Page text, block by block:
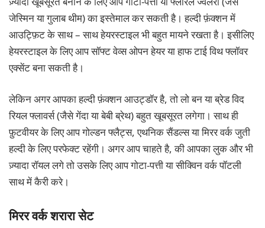
जेस्मिन या गुलाब थीम) का इस्तेमाल कर सकती है। हल्दी फ़ंक्शन में
आउट्फ़िट के साथ – साथ हेयरस्टाइल भी बहुत मायने रखता है। इसीलिए
हेयरस्टाइल के लिए आप सॉफ्ट वेव्स ओपन हेयर या हाफ टाई विथ फ्लॉवर
एक्सेंट बना सकती है।
लेकिन अगर आपका हल्दी फ़ंक्शन आउट्डॉर है, तो लो बन या ब्रेड विद
रियल फ्लावर्स (जैसे गेंदा या बेबी ब्रेथ) बहुत खूबसूरत लगेगा। साथ ही
फ़ुटवीयर के लिए आप गोल्डन फ्लैट्स, एथनिक सैंडल्स या मिरर वर्क जुती
हल्दी के लिए परफेक्ट रहेंगी। अगर आप चाहते है, की आपका लुक और भी
ज़्यादा रॉयल लगे तो उसके लिए आप गोटा-पत्ती या सीक्विन वर्क पॉटली
साथ में कैरी करे।
मिरर वर्क शरारा सेट